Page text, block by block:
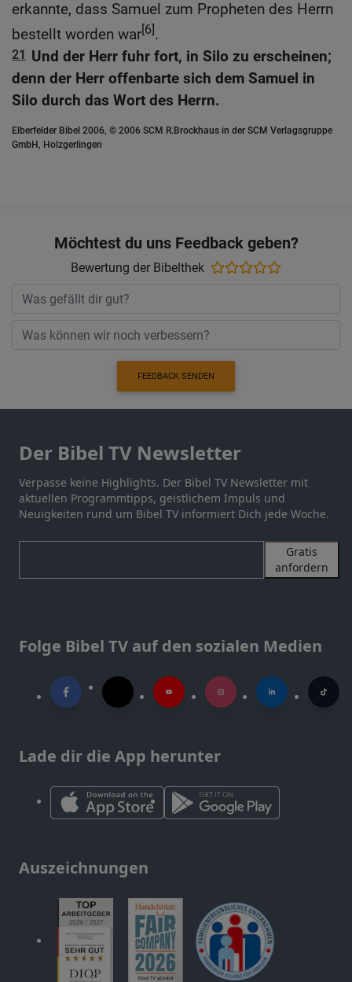
erkannte, dass Samuel zum Propheten des Herrn
bestellt worden war[6].
21 Und der Herr fuhr fort, in Silo zu erscheinen;
denn der Herr offenbarte sich dem Samuel in
Silo durch das Wort des Herrn.
Elberfelder Bibel 2006, © 2006 SCM R.Brockhaus in der SCM Verlagsgruppe
GmbH, Holzgerlingen
Möchtest du uns Feedback geben?
Bewertung der Bibelthek
FEEDBACK SENDEN
Der Bibel TV Newsletter
Verpasse keine Highlights. Der Bibel TV Newsletter mit
aktuellen Programmtipps, geistlichem Impuls und
Neuigkeiten rund um Bibel TV informiert Dich jede Woche.
Gratis
anfordern
Folge Bibel TV auf den sozialen Medien
Lade dir die App herunter
Auszeichnungen